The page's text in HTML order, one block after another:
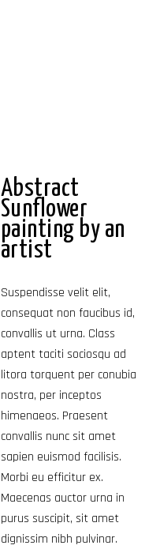
Abstract
Sunflower
painting by an
artist
Suspendisse velit elit,
consequat non faucibus id,
convallis ut urna. Class
aptent taciti sociosqu ad
litora torquent per conubia
nostra, per inceptos
himenaeos. Praesent
convallis nunc sit amet
sapien euismod facilisis.
Morbi eu efficitur ex.
Maecenas auctor urna in
purus suscipit, sit amet
dignissim nibh pulvinar.